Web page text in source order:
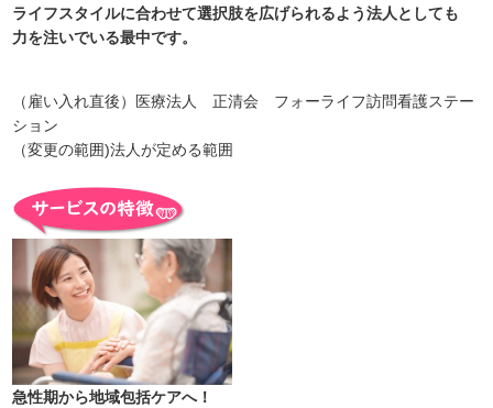
ライフスタイルに合わせて選択肢を広げられるよう法人としても
力を注いでいる最中です。
（雇い入れ直後）医療法人 正清会 フォーライフ訪問看護ステー
ション
（変更の範囲)法人が定める範囲
急性期から地域包括ケアへ！